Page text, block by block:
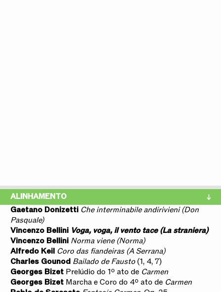
ALINHAMENTO
Gaetano Donizetti Che interminabile andirivieni (Don
Pasquale)
Vincenzo Bellini Voga, voga, il vento tace (La straniera)
Vincenzo Bellini Norma viene (Norma)
Alfredo Keil Coro das fiandeiras (A Serrana)
Charles Gounod Bailado de Fausto(1, 4, 7)
Georges BizetPrelúdio do 1º ato de Carmen
Georges BizetMarcha e Coro do 4º ato de Carmen